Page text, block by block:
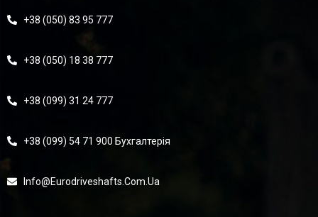
+38 (050) 83 95 777
+38 (050) 18 38 777
+38 (099) 31 24 777
+38 (099) 54 71 900 Бухгалтерія
Info@eurodriveshafts.com.ua